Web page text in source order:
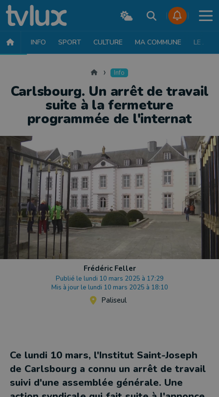
INFO SPORT CULTURE MA COMMUNE LE JT
Accueil Info
Carlsbourg. Un arrêt de travail
suite à la fermeture
programmée de l'internat
Frédéric Feller
Publié le lundi 10 mars 2025 à 17:29
Mis à jour le lundi 10 mars 2025 à 18:10
Paliseul
Ce lundi 10 mars, l'Institut Saint-Joseph
de Carlsbourg a connu un arrêt de travail
suivi d'une assemblée générale. Une